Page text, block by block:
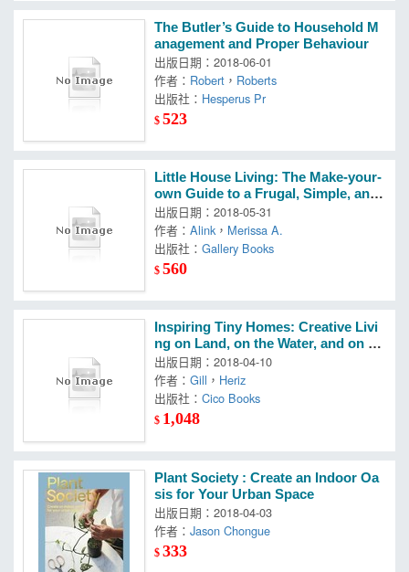
The Butler’s Guide to Household M
anagement and Proper Behaviour
出版日期：2018-06-01
作者： Robert ， Roberts
出版社： Hesperus Pr
$523
Little House Living: The Make-your-
own Guide to a Frugal, Simple, and
Self-sufficient Life
出版日期：2018-05-31
作者：Alink， Merissa A.
出版社：Gallery Books
$560
Inspiring Tiny Homes: Creative Livi
ng on Land, on the Water, and on W
heels
出版日期：2018-04-10
作者：Gill ， Heriz
出版社：Cico Books
$ 1,048
Plant Society : Create an Indoor Oa
sis for Your Urban Space
出版日期：2018-04-03
作者：Jason Chongue
$333